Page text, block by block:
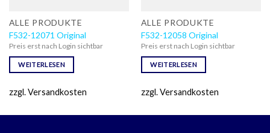
ALLE PRODUKTE
F532-12071 Original
Preis erst nach Login sichtbar
WEITERLESEN
zzgl. Versandkosten
ALLE PRODUKTE
F532-12058 Original
Preis erst nach Login sichtbar
WEITERLESEN
zzgl. Versandkosten